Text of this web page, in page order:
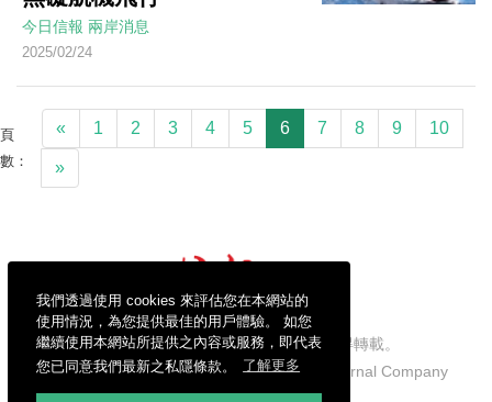
我們透過使用 cookies 來評估您在本網站的
使用情況，為您提供最佳的用戶體驗。 如您
繼續使用本網站所提供之內容或服務，即代表
您已同意我們最新之私隱條款。
了解更多
今日信報 兩岸消息
2025/02/24
頁
數：
« 1 2 3 4 5 6 7 8 9 10
»
信報財經新聞有限公司版權所有，不得轉載。
Copyright © 2026 Hong Kong Economic Journal Company